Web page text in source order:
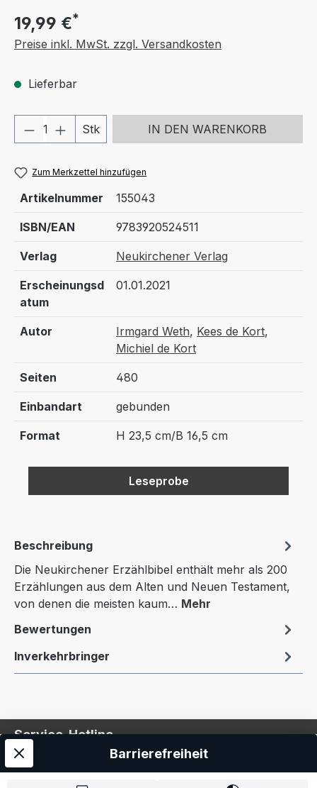
19,99 €*
Preise inkl. MwSt. zzgl. Versandkosten
Lieferbar
Produkt Anzahl: Gib den
Stk IN DEN WARENKORB
Zum Merkzettel hinzufügen
Artikelnummer 155043
ISBN/EAN 9783920524511
Verlag Neukirchener Verlag
Erscheinungsd
atum
01.01.2021
Autor Irmgard Weth, Kees de Kort,
Michiel de Kort
Seiten 480
Einbandart gebunden
Format H 23,5 cm/B 16,5 cm
Leseprobe
Beschreibung
Die Neukirchener Erzählbibel enthält mehr als 200
Erzählungen aus dem Alten und Neuen Testament,
von denen die meisten kaum… Mehr
Bewertungen
Inverkehrbringer
Service-Hotline
Service
Barrierefreiheit